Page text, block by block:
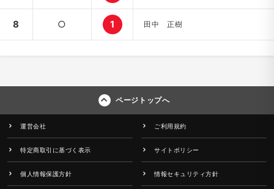
8 ○ 1 田中 正樹
ページトップへ
運営会社 ご利用規約
特定商取引に基づく表示 サイトポリシー
個人情報保護方針 情報セキュリティ方針